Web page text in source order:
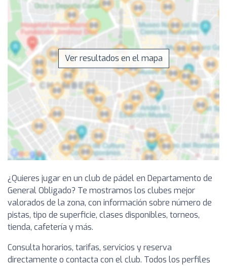
Ver resultados en el mapa
¿Quieres jugar en un club de pádel en Departamento de
General Obligado? Te mostramos los clubes mejor
valorados de la zona, con información sobre número de
pistas, tipo de superficie, clases disponibles, torneos,
tienda, cafetería y más.
Consulta horarios, tarifas, servicios y reserva
directamente o contacta con el club. Todos los perfiles